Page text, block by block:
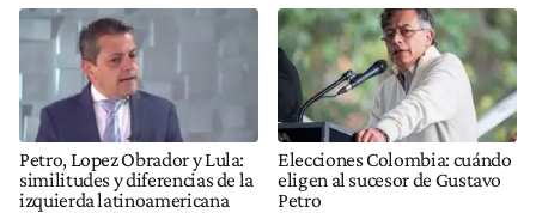
Petro, Lopez Obrador y Lula:
similitudes y diferencias de la
izquierda latinoamericana
Elecciones Colombia: cuándo
eligen al sucesor de Gustavo
Petro